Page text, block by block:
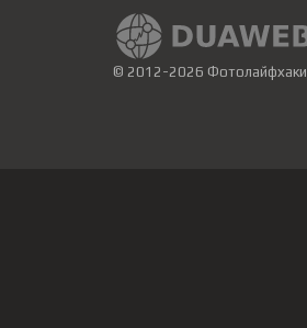
© 2012-2026 Фотолайфхаки